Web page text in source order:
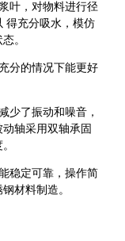
叶，对物料进行径
得充分吸水，模仿
。
分的情况下能更好
少了振动和噪音，
轴采用双轴承固
稳定可靠，操作简
材料制造。